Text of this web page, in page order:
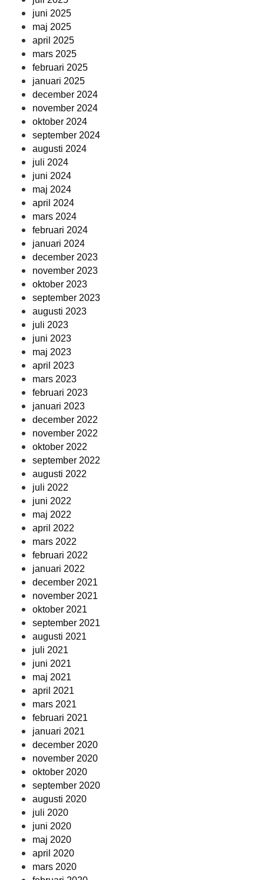
juni 2025
maj 2025
april 2025
mars 2025
februari 2025
januari 2025
december 2024
november 2024
oktober 2024
september 2024
augusti 2024
juli 2024
juni 2024
maj 2024
april 2024
mars 2024
februari 2024
januari 2024
december 2023
november 2023
oktober 2023
september 2023
augusti 2023
juli 2023
juni 2023
maj 2023
april 2023
mars 2023
februari 2023
januari 2023
december 2022
november 2022
oktober 2022
september 2022
augusti 2022
juli 2022
juni 2022
maj 2022
april 2022
mars 2022
februari 2022
januari 2022
december 2021
november 2021
oktober 2021
september 2021
augusti 2021
juli 2021
juni 2021
maj 2021
april 2021
mars 2021
februari 2021
januari 2021
december 2020
november 2020
oktober 2020
september 2020
augusti 2020
juli 2020
juni 2020
maj 2020
april 2020
mars 2020